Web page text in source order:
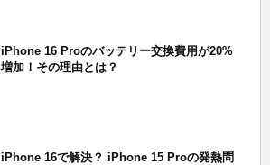
iPhone 16 Proのバッテリー交換費用が20%
増加！その理由とは？
iPhone 16で解決？ iPhone 15 Proの発熱問